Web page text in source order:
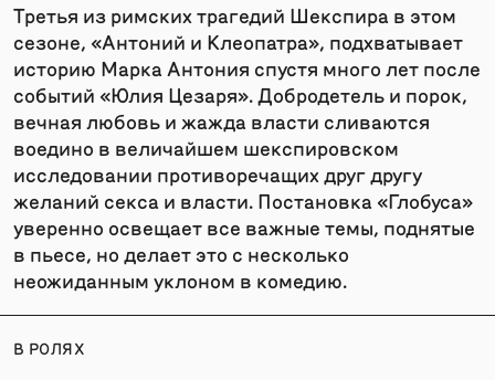
Третья из римских трагедий Шекспира в этом
сезоне, «Антоний и Клеопатра», подхватывает
историю Марка Антония спустя много лет после
событий «Юлия Цезаря». Добродетель и порок,
вечная любовь и жажда власти сливаются
воедино в величайшем шекспировском
исследовании противоречащих друг другу
желаний секса и власти. Постановка «Глобуса»
уверенно освещает все важные темы, поднятые
в пьесе, но делает это с несколько
неожиданным уклоном в комедию.
В РОЛЯХ